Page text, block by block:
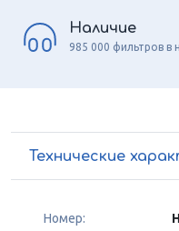
Наличие
985 000 фильтров в
Технические
Номер: